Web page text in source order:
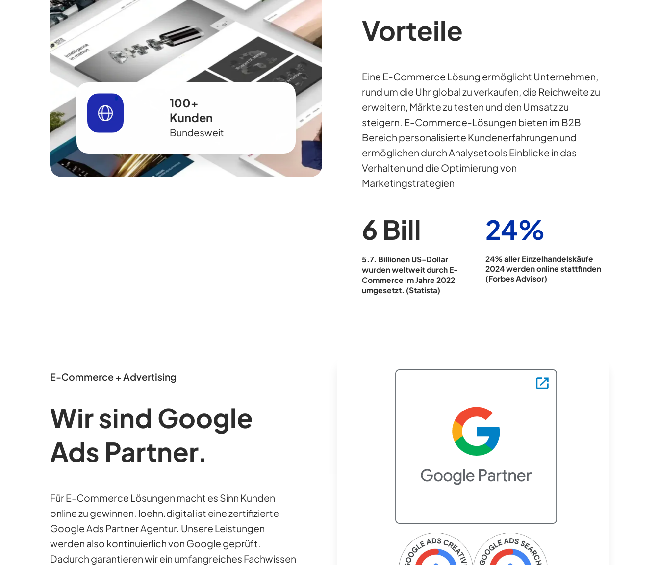
100+
Kunden
Bundesweit
Vorteile
Eine E-Commerce Lösung ermöglicht Unternehmen,
rund um die Uhr global zu verkaufen, die Reichweite zu
erweitern, Märkte zu testen und den Umsatz zu
steigern. E-Commerce-Lösungen bieten im B2B
Bereich personalisierte Kundenerfahrungen und
ermöglichen durch Analysetools Einblicke in das
Verhalten und die Optimierung von
Marketingstrategien.
6 Bill
5.7. Billionen US-Dollar
wurden weltweit durch E-
Commerce im Jahre 2022
umgesetzt. (Statista)
24%
24% aller Einzelhandelskäufe
2024 werden online stattfinden
(Forbes Advisor)
E-Commerce + Advertising
Wir sind Google
Ads Partner.
Für E-Commerce Lösungen macht es Sinn Kunden
online zu gewinnen. loehn.digital ist eine zertifizierte
Google Ads Partner Agentur. Unsere Leistungen
werden also kontinuierlich von Google geprüft.
Dadurch garantieren wir ein umfangreiches Fachwissen